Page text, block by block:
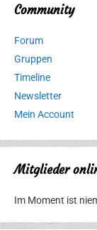
Community
Forum
Gruppen
Timeline
Newsletter
Mein Account
Mitglieder
Im Moment ist